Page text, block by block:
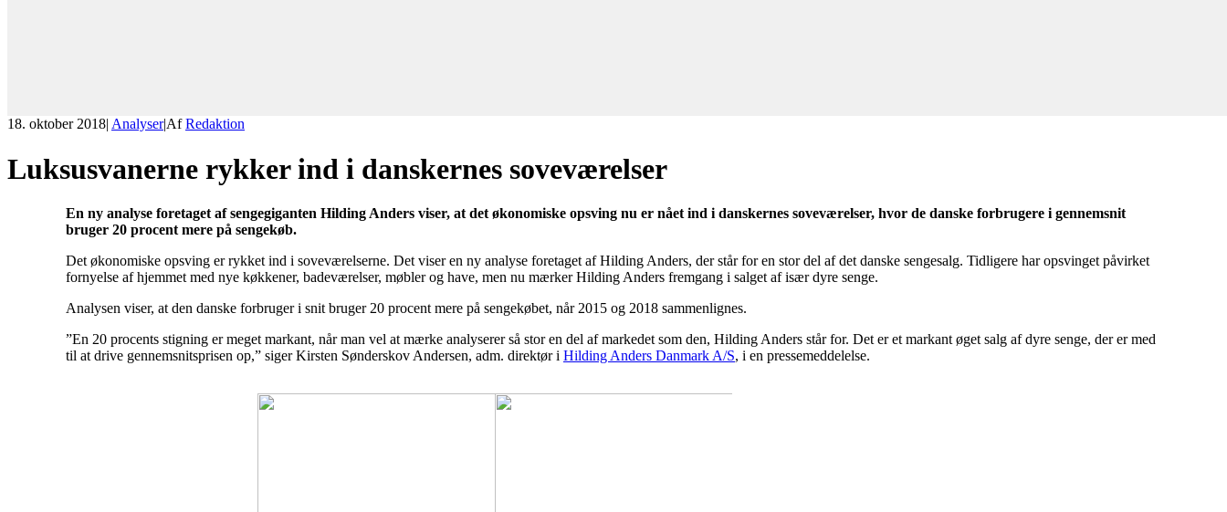
18. oktober 2018 Analyser|AfRedaktion
Luksusvanerne rykker ind i danskernes soveværelser
En ny analyse foretaget af sengegiganten Hilding Anders viser, at det økonomiske opsving nu er nået ind i danskernes soveværelser, hvor de danske forbrugere i gennemsnit
bruger 20 procent mere på sengekøb.
Det økonomiske opsving er rykket ind i soveværelserne. Det viser en ny analyse foretaget af Hilding Anders, der står for en stor del af det danske sengesalg. Tidligere har opsvinget påvirket
fornyelse af hjemmet med nye køkkener, badeværelser, møbler og have, men nu mærker Hilding Anders fremgang i salget af især dyre senge.
Analysen viser, at den danske forbruger i snit bruger 20 procent mere på sengekøbet, når 2015 og 2018 sammenlignes.
”En 20 procents stigning er meget markant, når man vel at mærke analyserer så stor en del af markedet som den, Hilding Anders står for. Det er et markant øget salg af dyre senge, der er med
til at drive gennemsnitsprisen op,” siger Kirsten Sønderskov Andersen, adm. direktør i Hilding Anders Danmark A/S, i en pressemeddelelse.